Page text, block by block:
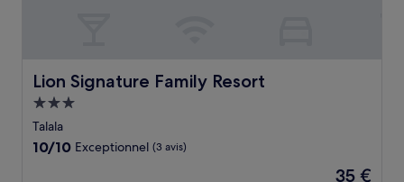
Lion Signature Family Resort
Lion Signature Family Resort
Hébergement
3.0 étoiles
Talala
10.0
10/10 Exceptionnel (3 avis)
Le
35 €